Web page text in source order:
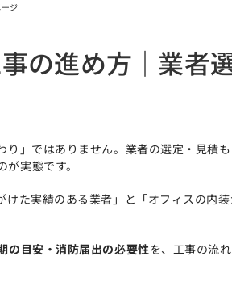
ジ
の進め方｜業者
」ではありません。業者の選定・見積
が実態です。
た実績のある業者」と「オフィスの内
の目安・消防届出の必要性を、工事の流